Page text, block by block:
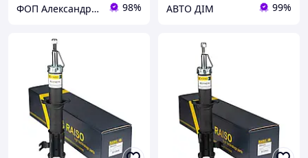
ФОП Александрова Ірина Анатоліївна 98% АВТО ДІМ 99%